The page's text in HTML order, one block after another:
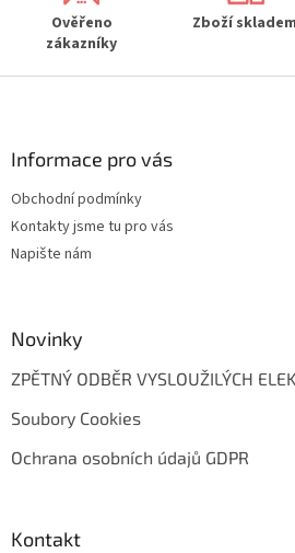
Ověřeno
zákazníky
Zboží skladem
Informace pro vás
Obchodní podmínky
Kontakty jsme tu pro vás
Napište nám
Novinky
ZPĚTNÝ ODBĚR VYSLOUŽILÝCH
Soubory Cookies
Ochrana osobních údajů GDPR
Kontakt